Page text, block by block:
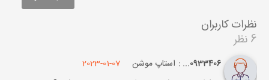
نظرات کاربران
6 نظر
0933406... : استاپ موشن 2023-01-07